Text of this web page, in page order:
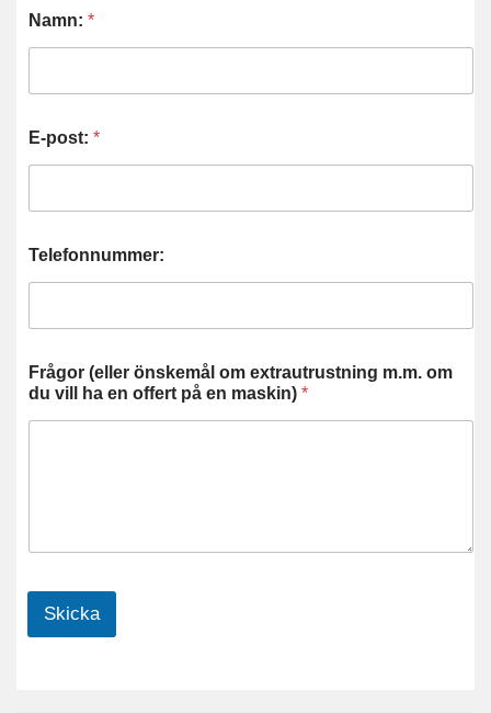
Namn: *
E-post: *
Telefonnummer:
Frågor (eller önskemål om extrautrustning m.m. om
du vill ha en offert på en maskin) *
Skicka